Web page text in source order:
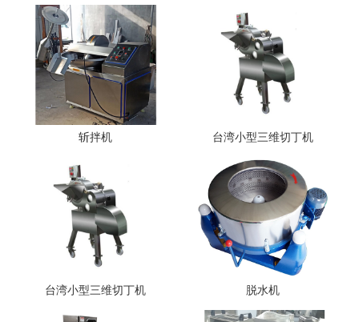
斩拌机 台湾小型三维切丁机
台湾小型三维切丁机 脱水机